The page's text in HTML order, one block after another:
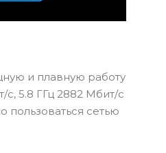
и плавную работу
с, 5.8 ГГц 2882 Мбит/с
пользоваться сетью